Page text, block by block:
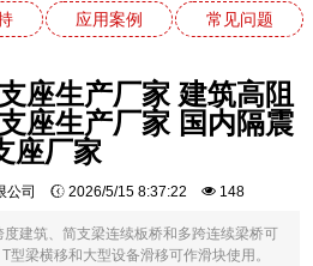
应用案例 常见问题
座生产厂家 建筑高阻
座生产厂家 国内隔震
座厂家
公司 2026/5/15 8:37:22 148
建筑、简支梁连续板桥和多跨连续梁桥可
型梁横移和大型设备滑移可作滑块使用。